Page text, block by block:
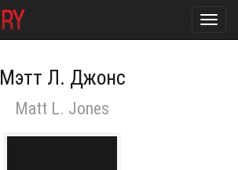
Мэтт Л. Джонс
Matt L. Jones